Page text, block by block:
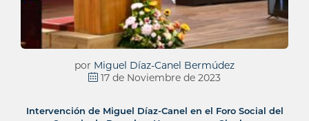
por Miguel Díaz-Canel Bermúdez
17 de Noviembre de 2023
Intervención de Miguel Díaz-Canel en el Foro Social del